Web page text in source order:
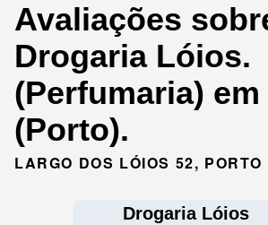
Avaliações
Drogaria Lóios.
(Perfumaria)
(Porto).
LARGO DOS LÓIOS 52, PORTO
Drogaria Lóios